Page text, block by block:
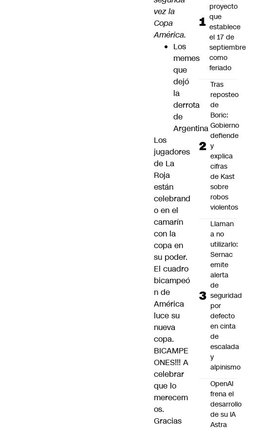
vez la
Copa
América.
Los
memes
que
dejó
la
derrota
de
Argentina
Los
jugadores
de La
Roja
están
celebrand
o en el
camarín
con la
copa en
su poder.
El cuadro
bicampeó
n de
América
luce su
nueva
copa.
BICAMPE
ONES!!! A
celebrar
que lo
merecem
os.
Gracias
proyecto
que
establece
el 17 de
septiembre
como
feriado
Tras
reposteo
de
Boric:
Gobierno
defiende
y
explica
cifras
de Kast
sobre
robos
violentos
Llaman
a no
utilizarlo:
Sernac
emite
alerta
de
seguridad
por
defecto
en cinta
de
escalada
y
alpinismo
OpenAI
frena el
desarrollo
de su IA
Astra